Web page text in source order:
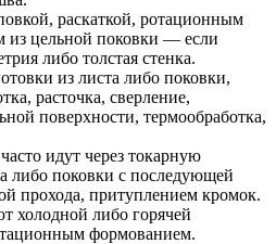
раскаткой, ротационным
из цельной поковки — если
либо толстая стенка.
из листа либо поковки,
расточка, сверление,
поверхности, термообработка,
часто идут через токарную
либо поковки с последующей
прохода, притуплением кромок.
холодной либо горячей
формованием.